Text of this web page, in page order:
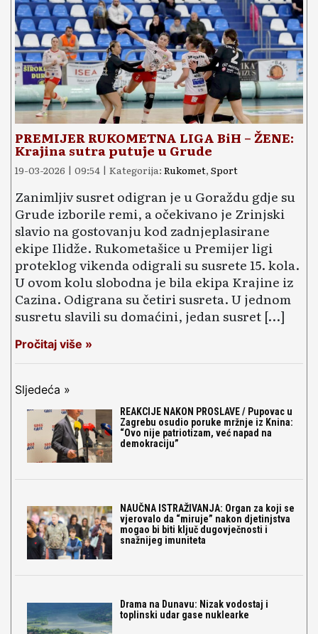
PREMIJER RUKOMETNA LIGA BiH – ŽENE:
Krajina sutra putuje u Grude
19-03-2026 | 09:54 | Kategorija: Rukomet, Sport
Zanimljiv susret odigran je u Goraždu gdje su
Grude izborile remi, a očekivano je Zrinjski
slavio na gostovanju kod zadnjeplasirane
ekipe Ilidže. Rukometašice u Premijer ligi
proteklog vikenda odigrali su susrete 15. kola.
U ovom kolu slobodna je bila ekipa Krajine iz
Cazina. Odigrana su četiri susreta. U jednom
susretu slavili su domaćini, jedan susret […]
Pročitaj više »
Sljedeća »
REAKCIJE NAKON PROSLAVE / Pupovac u
Zagrebu osudio poruke mržnje iz Knina:
“Ovo nije patriotizam, već napad na
demokraciju”
NAUČNA ISTRAŽIVANJA: Organ za koji se
vjerovalo da “miruje” nakon djetinjstva
mogao bi biti ključ dugovječnosti i
snažnijeg imuniteta
Drama na Dunavu: Nizak vodostaj i
toplinski udar gase nuklearke